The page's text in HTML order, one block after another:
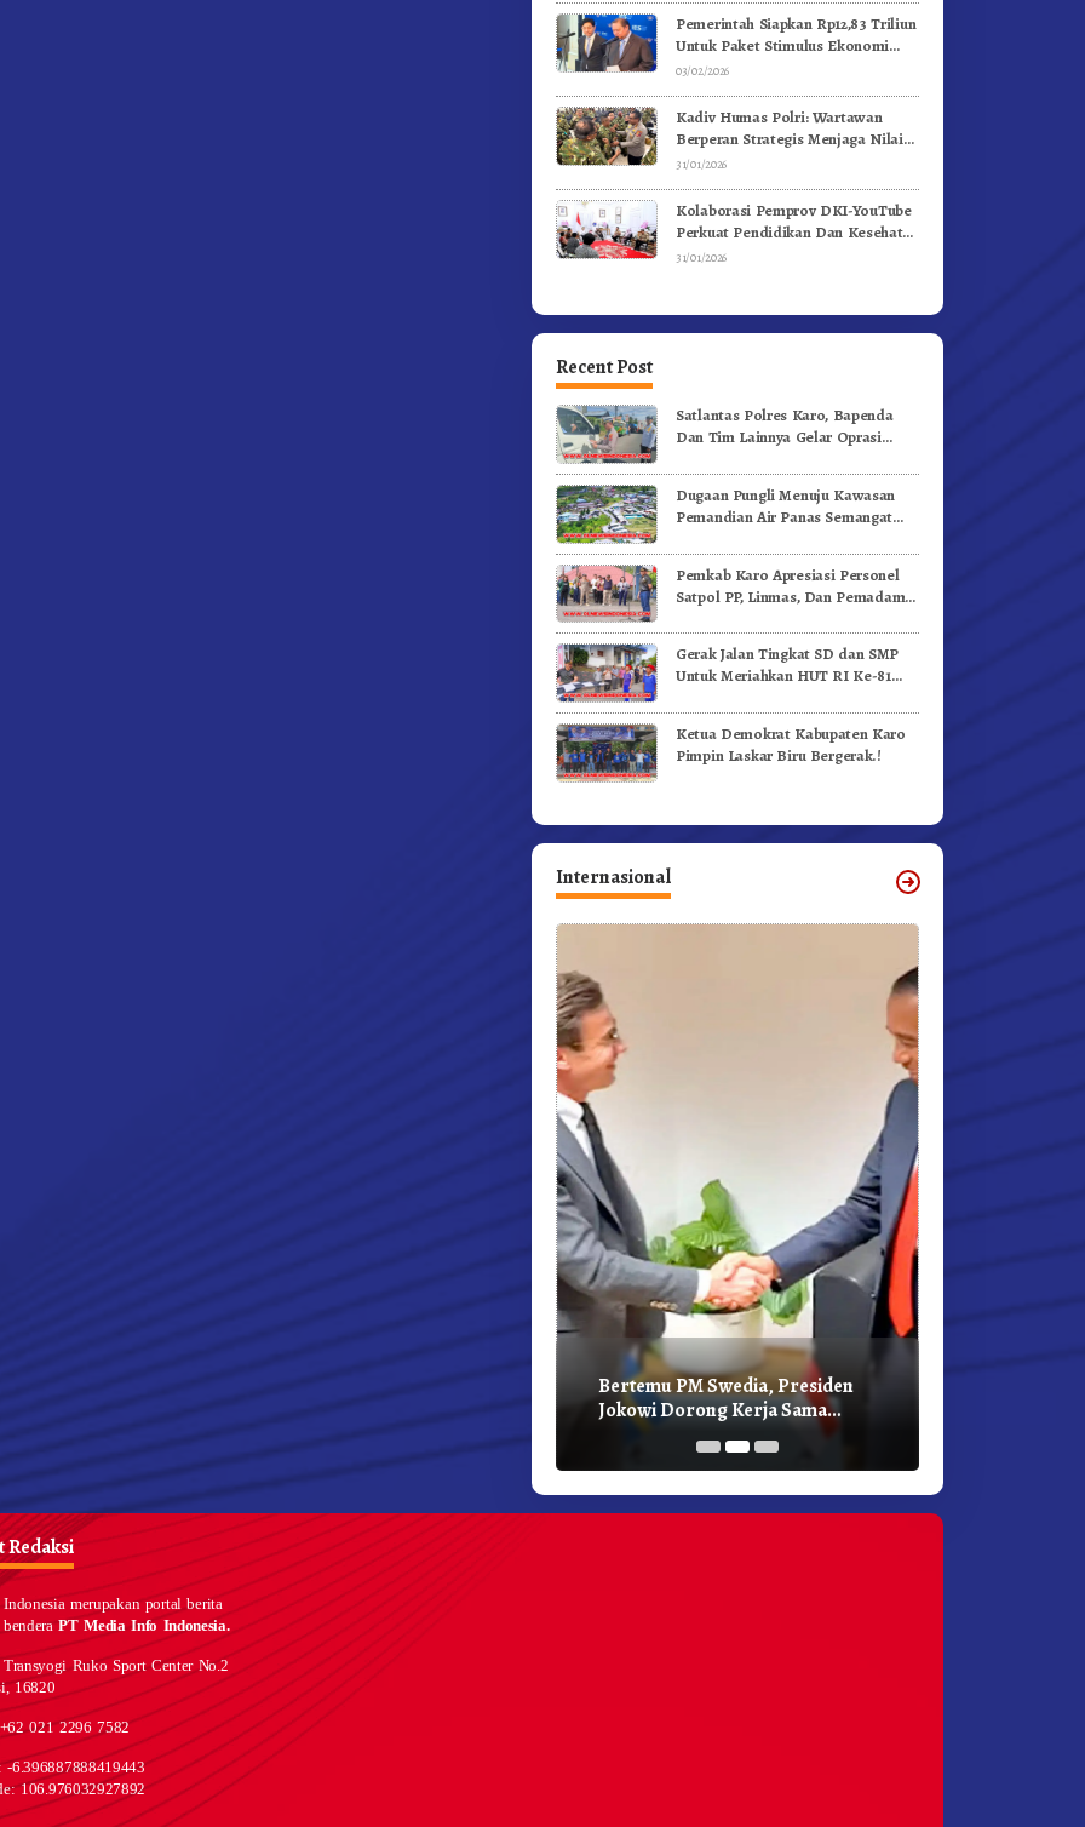
Pemerintah Siapkan Rp12,83 Triliun
Untuk Paket Stimulus Ekonomi
Kuartal I-2026
03/02/2026
Kadiv Humas Polri: Wartawan
Berperan Strategis Menjaga Nilai
Kebangsaan, Demokrasi, dan NKRI
31/01/2026
Kolaborasi Pemprov DKI-YouTube
Perkuat Pendidikan Dan Kesehatan
Mental
31/01/2026
Recent Post
Satlantas Polres Karo, Bapenda
Dan Tim Lainnya Gelar Oprasi
Dugaan Pungli Menuju Kawasan
Pemandian Air Panas Semangat
Videokan!
Pemkab Karo Apresiasi Personel
Satpol PP, Linmas, Dan Pemadam
Gerak Jalan Tingkat SD dan SMP
Untuk Meriahkan HUT RI Ke-81
Ketua Demokrat Kabupaten Karo
Pimpin Laskar Biru Bergerak.!
Internasional
Bertemu PM Swedia, Presiden
Jokowi Dorong Kerja Sama
Pembangunan Hijau
Redaksi
Indonesia merupakan portal berita
benderaPT Media Info Indonesia.
Ruko Sport Center No.2
16820
021 2296 7582
-6.396887888419443
106.976032927892